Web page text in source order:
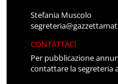
Stefania Muscolo
CONTATTACI
Per pubblicazione
contattare la segreteria